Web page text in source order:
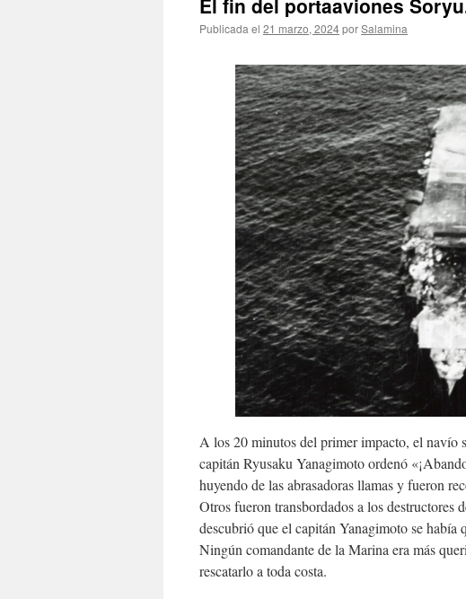
El fin del portaaviones
Publicada el 21 marzo, 2024porSalamina
A los 20 minutos del primer impacto, el navío
capitán Ryusaku Yanagimoto ordenó
huyendo de las abrasadoras llamas y fueron
Otros fueron transbordados a los destructores
descubrió que el capitán Yanagimoto se había
Ningún comandante de la Marina era más
rescatarlo a toda costa.